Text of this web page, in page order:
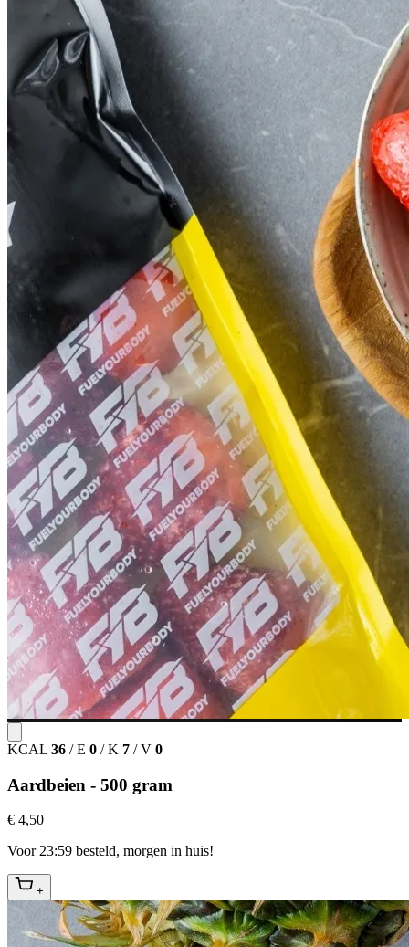
KCAL 36 / E 0 / K 7 / V 0
Aardbeien - 500 gram
€ 4,50
Voor 23:59 besteld, morgen in huis!
+